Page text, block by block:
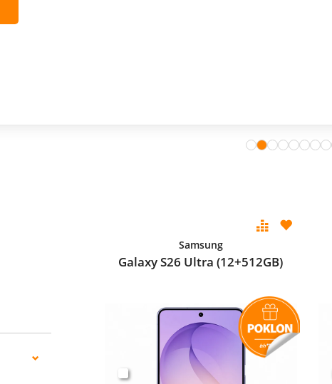
Samsung
Galaxy S26 Ultra (12+512GB)